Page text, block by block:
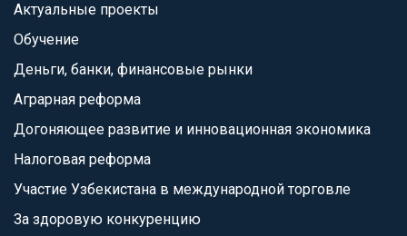
Актуальные проекты
Обучение
Деньги, банки, финансовые рынки
Аграрная реформа
Догоняющее развитие и инновационная экономика
Налоговая реформа
Участие Узбекистана в международной торговле
За здоровую конкуренцию